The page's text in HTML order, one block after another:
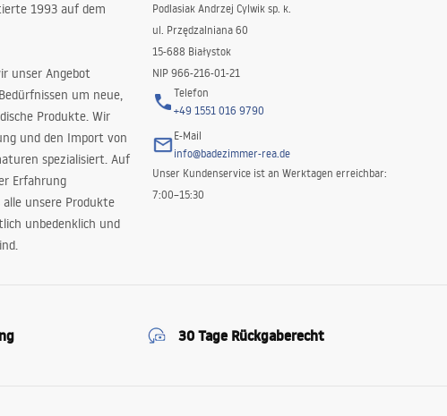
1993 auf dem
unser Angebot
um neue,
Produkte. Wir
und den Import von
spezialisiert. Auf
Erfahrung
unsere Produkte
unbedenklich und
Podlasiak Andrzej Cylwik sp. k.
ul. Przędzalniana 60
15-688 Białystok
NIP 966-216-01-21
Telefon
+49 1551 016 9790
E-Mail
info@badezimmer-rea.de
Unser Kundenservice ist an Werktagen erreichbar:
7:00–15:30
30 Tage Rückgaberecht